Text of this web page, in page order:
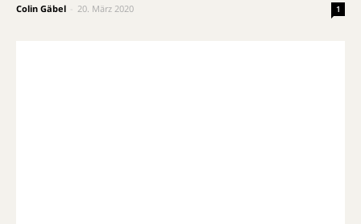
Colin Gäbel 20. März 2020 1